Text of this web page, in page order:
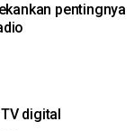
pentingnya
digital